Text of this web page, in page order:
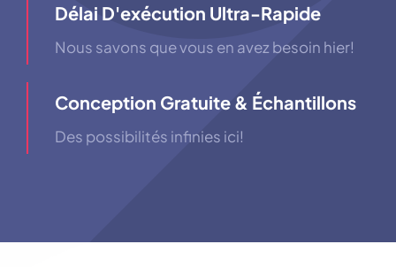
Délai D'exécution Ultra-Rapide
Nous savons que vous en avez besoin hier!
Conception Gratuite & Échantillons
Des possibilités infinies ici!